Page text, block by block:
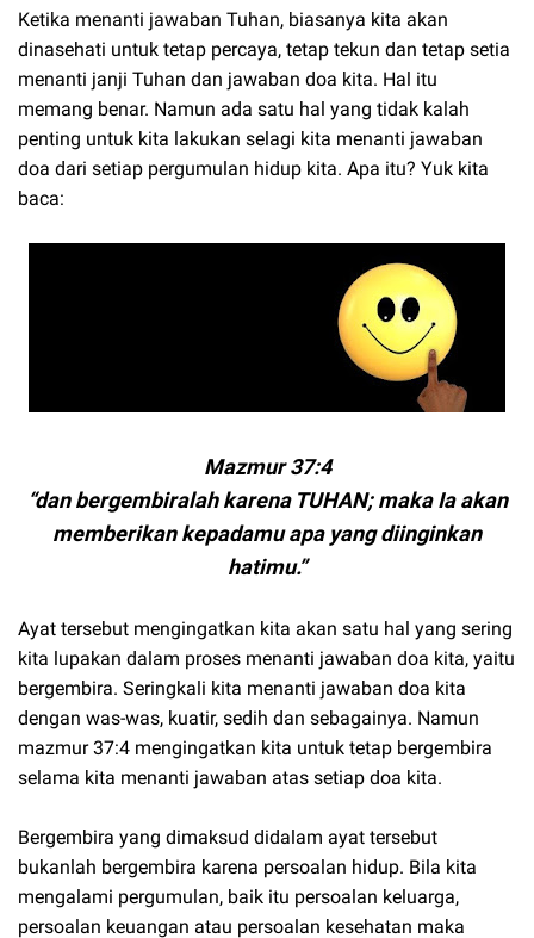
Ketika menanti jawaban Tuhan, biasanya kita akan
dinasehati untuk tetap percaya, tetap tekun dan tetap setia
menanti janji Tuhan dan jawaban doa kita. Hal itu
memang benar. Namun ada satu hal yang tidak kalah
penting untuk kita lakukan selagi kita menanti jawaban
doa dari setiap pergumulan hidup kita. Apa itu? Yuk kita
baca:
Mazmur 37:4
“dan bergembiralah karena TUHAN; maka Ia akan
memberikan kepadamu apa yang diinginkan
hatimu.”
Ayat tersebut mengingatkan kita akan satu hal yang sering
kita lupakan dalam proses menanti jawaban doa kita, yaitu
bergembira. Seringkali kita menanti jawaban doa kita
dengan was-was, kuatir, sedih dan sebagainya. Namun
mazmur 37:4 mengingatkan kita untuk tetap bergembira
selama kita menanti jawaban atas setiap doa kita.
Bergembira yang dimaksud didalam ayat tersebut
bukanlah bergembira karena persoalan hidup. Bila kita
mengalami pergumulan, baik itu persoalan keluarga,
persoalan keuangan atau persoalan kesehatan maka